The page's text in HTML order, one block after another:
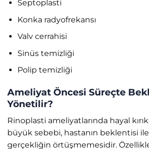
Septoplasti
Konka radyofrekansı
Valv cerrahisi
Sinüs temizliği
Polip temizliği
Ameliyat Öncesi Süreçte
Yönetilir?
Rinoplasti ameliyatlarında hayal
büyük sebebi, hastanın beklentisi
gerçekliğin örtüşmemesidir.